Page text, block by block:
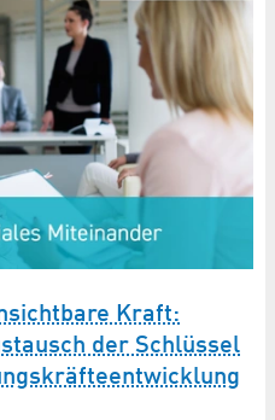
Kraft:
der Schlüssel